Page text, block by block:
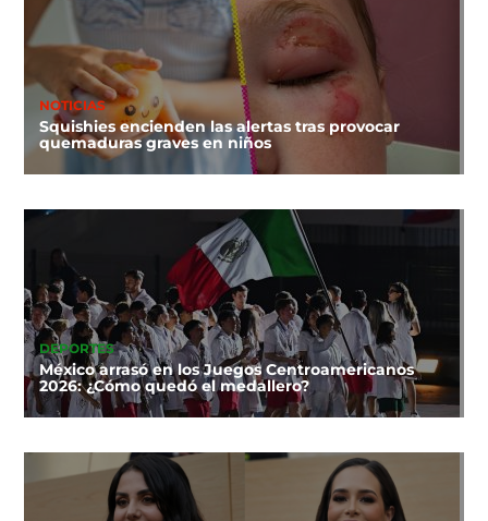
NOTICIAS
Squishies encienden las alertas tras provocar
quemaduras graves en niños
DEPORTES
México arrasó en los Juegos Centroamericanos
2026: ¿Cómo quedó el medallero?